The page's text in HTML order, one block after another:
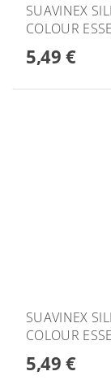
SUAVINEX
COLOUR
5,49 €
SUAVINEX
COLOUR
5,49 €